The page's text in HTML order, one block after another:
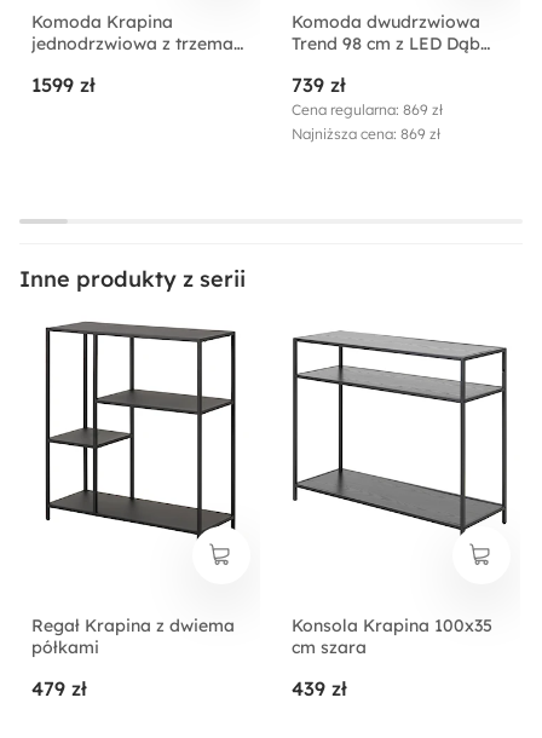
Komoda Krapina
jednodrzwiowa z trzema
1599 zł
Komoda dwudrzwiowa
Trend 98 cm z LED Dąb
739 zł
Cena regularna: 869 zł
Najniższa cena: 869 zł
Inne produkty z serii
Regał Krapina z dwiema
półkami
479 zł
Konsola Krapina 100x35
cm szara
439 zł